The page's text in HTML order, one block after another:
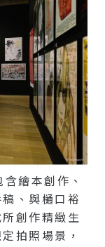
繪本創作、
、與樋口裕
創作精緻生
拍照場景，